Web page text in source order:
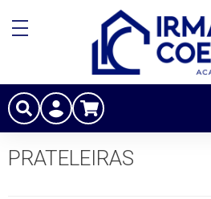
PRATELEIRAS